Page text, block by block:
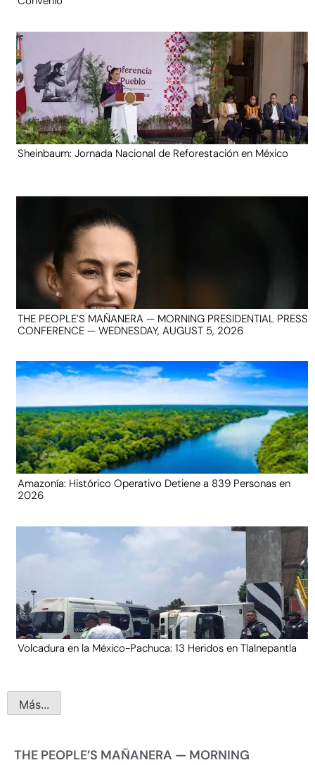
Sheinbaum: Jornada Nacional de Reforestación en México
THE PEOPLE’S MAÑANERA — MORNING PRESIDENTIAL PRESS
CONFERENCE — WEDNESDAY, AUGUST 5, 2026
Amazonía: Histórico Operativo Detiene a 839 Personas en
2026
Volcadura en la México-Pachuca: 13 Heridos en Tlalnepantla
Más...
THE PEOPLE’S MAÑANERA — MORNING